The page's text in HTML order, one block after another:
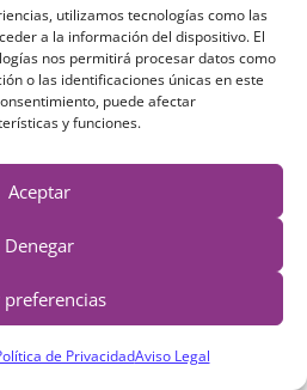
utilizamos tecnologías como las
a la información del dispositivo. El
nos permitirá procesar datos como
o las identificaciones únicas en este
puede afectar
y funciones.
Aceptar
Denegar
preferencias
de PrivacidadAviso Legal
nunca más, buscarla
fuera de España.
info@irexartesania.com
+34 677.485.758
Sociales: